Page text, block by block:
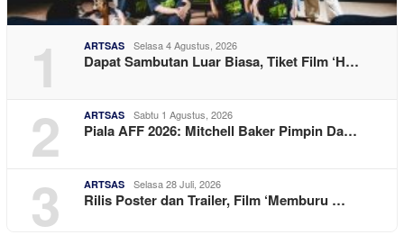
1 ARTSAS Selasa 4 Agustus, 2026
Dapat Sambutan Luar Biasa, Tiket Film ‘H…
2 ARTSAS Sabtu 1 Agustus, 2026
Piala AFF 2026: Mitchell Baker Pimpin Da…
3 ARTSAS Selasa 28 Juli, 2026
Rilis Poster dan Trailer, Film ‘Memburu …